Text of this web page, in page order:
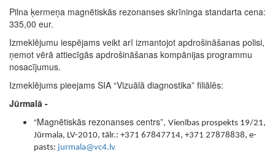
Pilna ķermeņa magnētiskās rezonanses skrīninga standarta cena:
335,00 eur.
Izmeklējumu iespējams veikt arī izmantojot apdrošināšanas polisi,
ņemot vērā attiecīgās apdrošināšanas kompānijas programmu
nosacījumus.
Izmeklējums pieejams SIA “Vizuālā diagnostika” filiālēs:
Jūrmalā -
“Magnētiskās rezonanses centrs”, Vienības prospekts 19/21,
Jūrmala, LV-2010, tālr.: +371 67847714, +371 27878838, e-
pasts: jurmala@vc4.lv